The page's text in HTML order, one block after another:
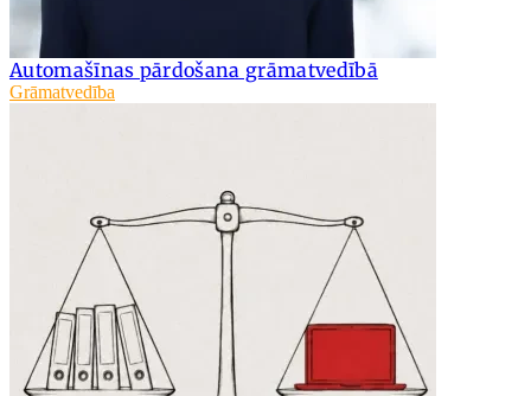
Automašīnas pārdošana grāmatvedībā
Grāmatvedība